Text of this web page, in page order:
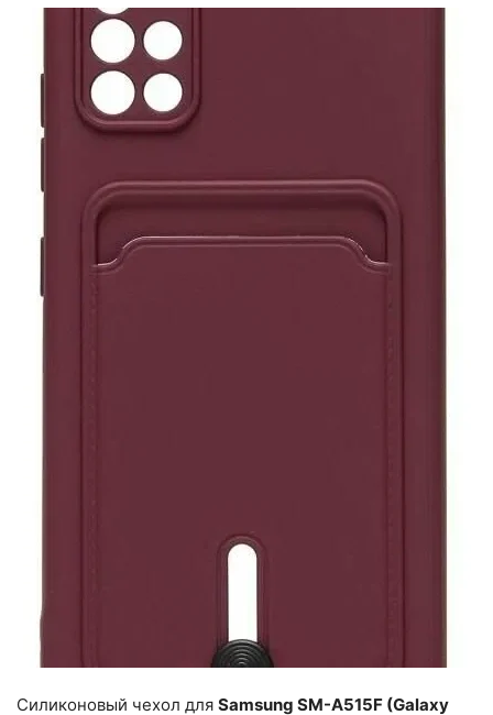
Силиконовый чехол для Samsung SM-A515F (Galaxy